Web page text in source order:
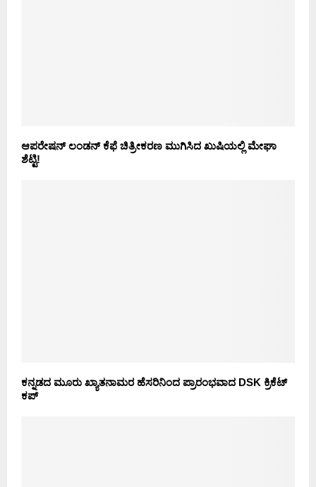
ಆಪರೇಷನ್ ಲಂಡನ್ ಕೆಫೆ ಚಿತ್ರೀಕರಣ ಮುಗಿಸಿದ ಖುಷಿಯಲ್ಲಿ ಮೇಘಾ
ಶೆಟ್ಟಿ!
ಕನ್ನಡದ ಮೂರು ಖ್ಯಾತನಾಮರ ಹೆಸರಿನಿಂದ ಪ್ರಾರಂಭವಾದ DSK ಕ್ರಿಕೆಟ್
ಕಪ್